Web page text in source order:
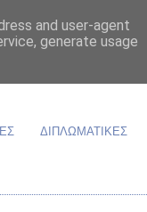
ΔΙΠΛΩΜΑΤΙΚΕΣ
and user-agent
generate usage